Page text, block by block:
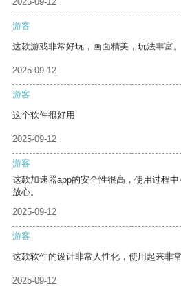
游客
这款游戏非常好玩，画面精美，玩法丰富。
2025-09-12
游客
这个软件很好用
2025-09-12
游客
这款加速器app的安全性很高，使用过程
放心。
2025-09-12
游客
这款软件的设计非常人性化，使用起来非常
2025-09-12